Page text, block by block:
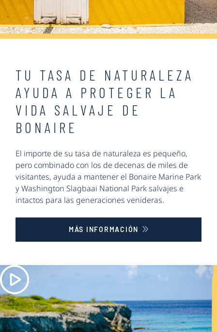
TU TASA DE NATURALEZA
AYUDA A PROTEGER LA
VIDA SALVAJE DE
BONAIRE
El importe de su tasa de naturaleza es pequeño,
pero combinado con los de decenas de miles de
visitantes, ayuda a mantener el Bonaire Marine Park
y Washington Slagbaai National Park salvajes e
intactos para las generaciones venideras.
MÁS INFORMACIÓN